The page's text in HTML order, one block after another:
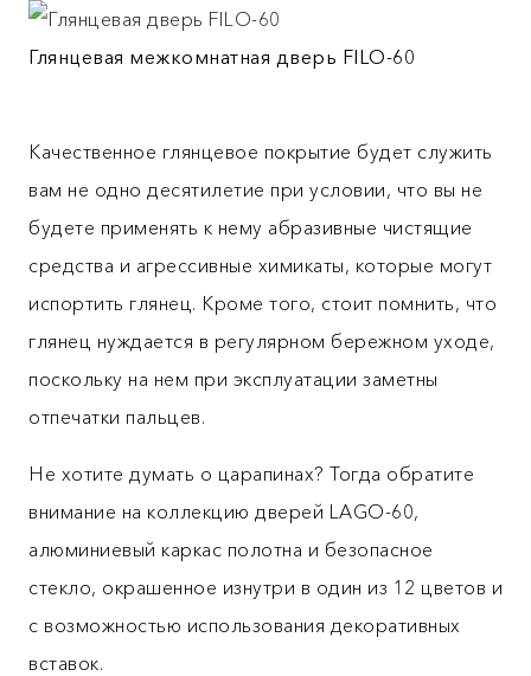
Глянцевая межкомнатная дверь FILO-60
Качественное глянцевое покрытие будет служить
вам не одно десятилетие при условии, что вы не
будете применять к нему абразивные чистящие
средства и агрессивные химикаты, которые могут
испортить глянец. Кроме того, стоит помнить, что
глянец нуждается в регулярном бережном уходе,
поскольку на нем при эксплуатации заметны
отпечатки пальцев.
Не хотите думать о царапинах? Тогда обратите
внимание на коллекцию дверей LAGO-60,
алюминиевый каркас полотна и безопасное
стекло, окрашенное изнутри в один из 12 цветов и
с возможностью использования декоративных
вставок.